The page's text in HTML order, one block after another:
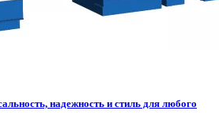
надежность и стиль для любого